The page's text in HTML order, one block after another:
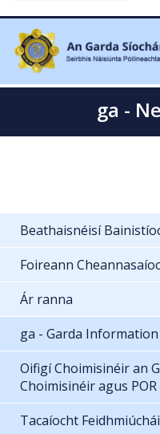
ga -
Beathaisnéisí
Foireann
Ár ranna
ga - Garda Information
Oifigí Choimisinéir an
Choimisinéir agus POR
Tacaíocht